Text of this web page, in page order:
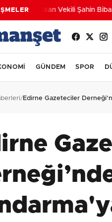
Başkan Vekili Şahin Biba:
GÜNDEM SPOR
/Edirne Gazeteciler